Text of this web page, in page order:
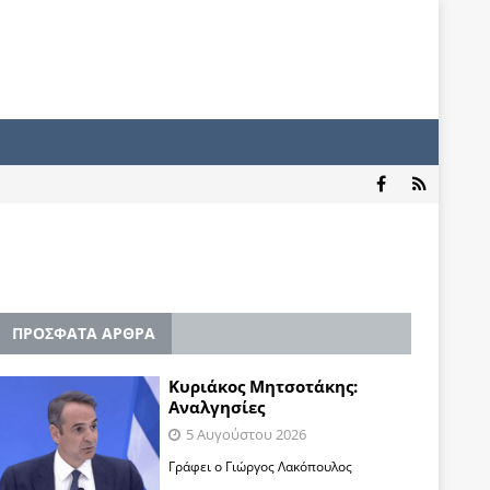
ΠΡΟΣΦΑΤΑ ΑΡΘΡΑ
Κυριάκος Μητσοτάκης:
Αναλγησίες
5 Αυγούστου 2026
Γράφει ο Γιώργος Λακόπουλος